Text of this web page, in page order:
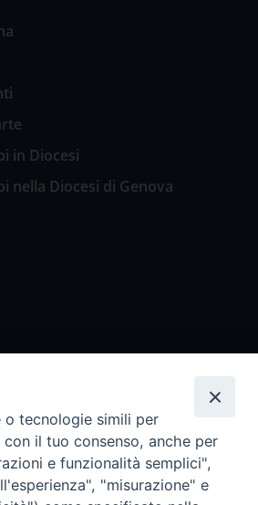
in Diocesi
nella Diocesi di Genova
tecnologie simili per
il tuo consenso, anche per
e funzionalità semplici",
"misurazione" e